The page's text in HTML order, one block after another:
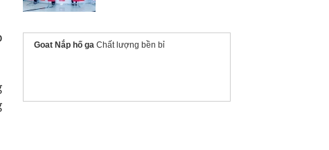
Goat Nắp hố ga Chất lượng bền bỉ